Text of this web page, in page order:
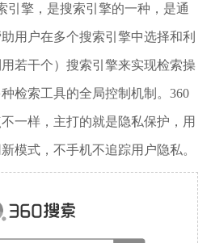
引擎，是搜索引擎的一种，是通
用户在多个搜索引擎中选择和利
若干个）搜索引擎来实现检索操
检索工具的全局控制机制。360
一样，主打的就是隐私保护，用
模式，不手机不追踪用户隐私。